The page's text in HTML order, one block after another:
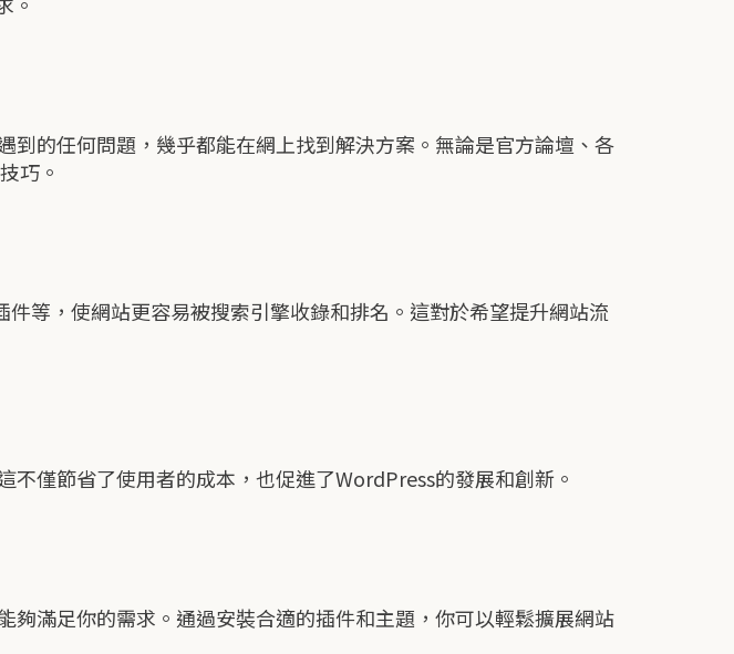
的任何問題，幾乎都能在網上找到解決方案。無論是官方論壇、各
巧。
等，使網站更容易被搜索引擎收錄和排名。這對於希望提升網站流
僅節省了使用者的成本，也促進了WordPress的發展和創新。
滿足你的需求。通過安裝合適的插件和主題，你可以輕鬆擴展網站